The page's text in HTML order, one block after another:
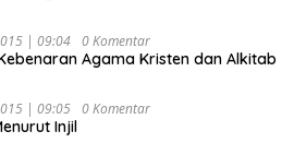
| 09:04 0 Komentar
Agama Kristen dan Alkitab
| 09:05 0 Komentar
Injil